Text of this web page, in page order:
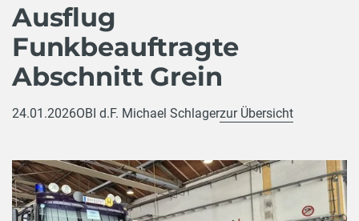
Ausflug
Funkbeauftragte
Abschnitt Grein
24.01.2026OBI d.F. Michael Schlagerzur Übersicht